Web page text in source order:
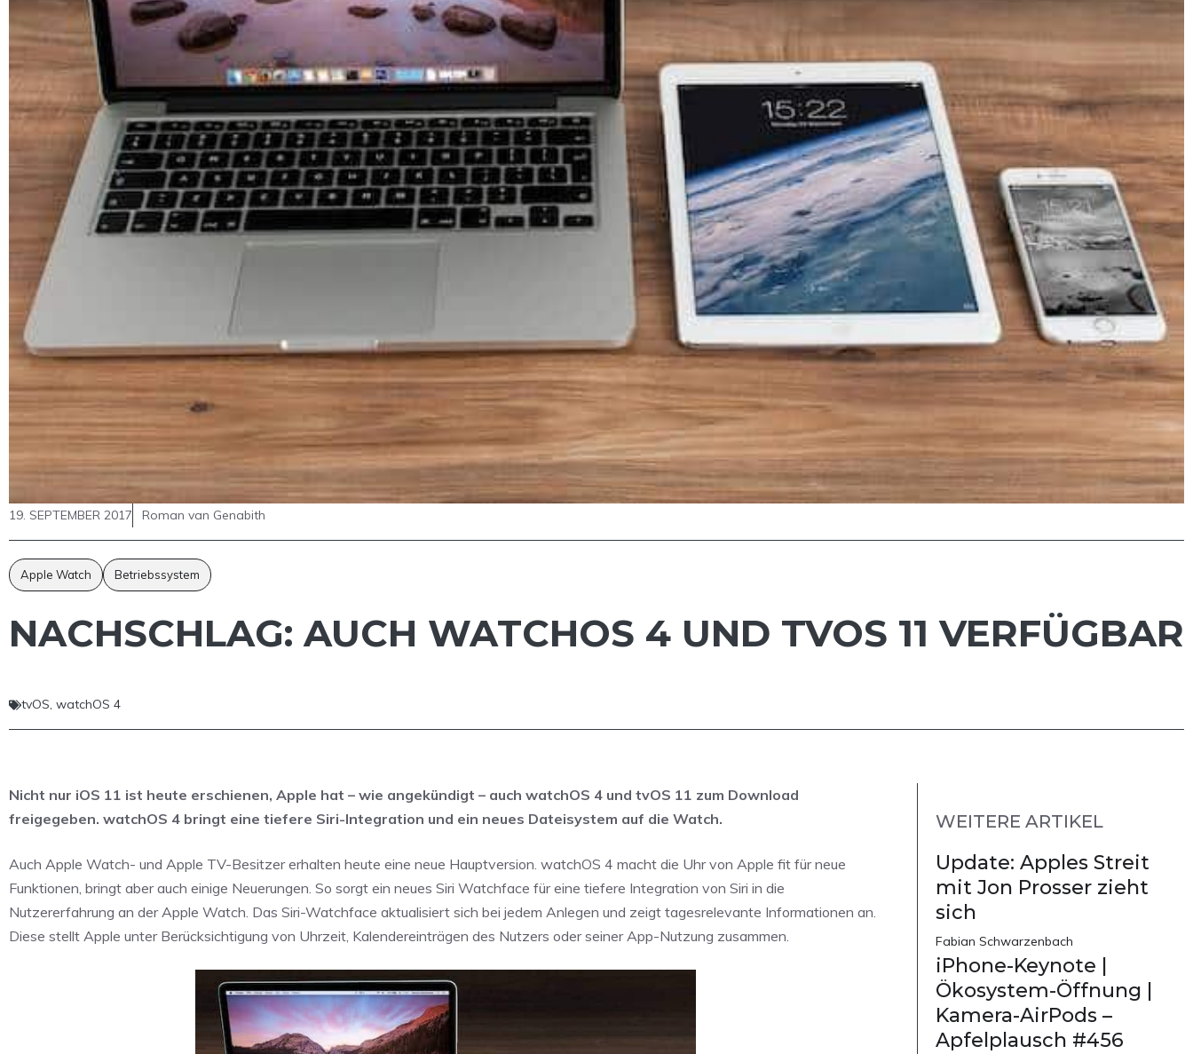
19. SEPTEMBER 2017 Roman van Genabith
Apple Watch Betriebssystem
NACHSCHLAG: AUCH WATCHOS 4 UND TVOS 11 VERFÜGBAR
tvOS, watchOS 4
Nicht nur iOS 11 ist heute erschienen, Apple hat – wie angekündigt – auch watchOS 4 und tvOS 11 zum Download
freigegeben. watchOS 4 bringt eine tiefere Siri-Integration und ein neues Dateisystem auf die Watch.
Auch Apple Watch- und Apple TV-Besitzer erhalten heute eine neue Hauptversion. watchOS 4 macht die Uhr von Apple fit für neue
Funktionen, bringt aber auch einige Neuerungen. So sorgt ein neues Siri Watchface für eine tiefere Integration von Siri in die
Nutzererfahrung an der Apple Watch. Das Siri-Watchface aktualisiert sich bei jedem Anlegen und zeigt tagesrelevante Informationen an.
Diese stellt Apple unter Berücksichtigung von Uhrzeit, Kalendereinträgen des Nutzers oder seiner App-Nutzung zusammen.
WEITERE ARTIKEL
Update: Apples Streit
mit Jon Prosser zieht
sich
Fabian Schwarzenbach
iPhone-Keynote |
Ökosystem-Öffnung |
Kamera-AirPods –
Apfelplausch #456